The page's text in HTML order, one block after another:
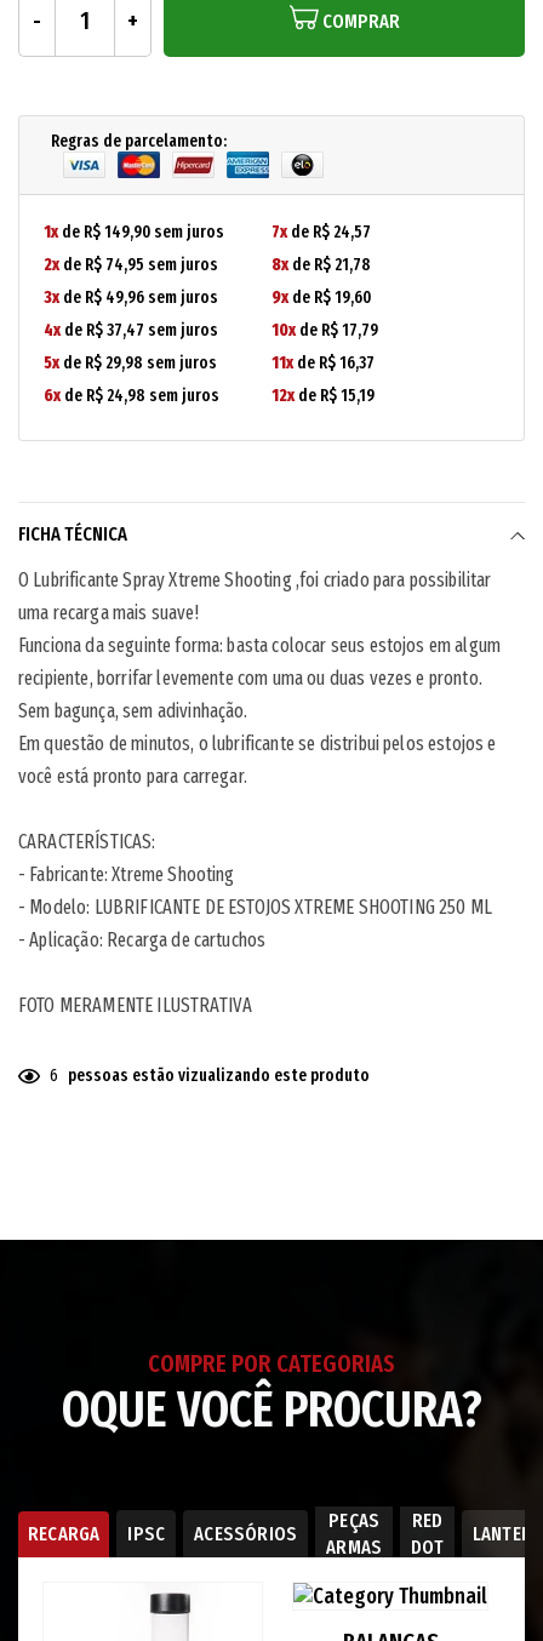
COMPRAR
Regras de parcelamento:
1xde R$ 149,90 sem juros
2xde R$ 74,95 sem juros
3xde R$ 49,96 sem juros
4xde R$ 37,47 sem juros
5xde R$ 29,98 sem juros
6xde R$ 24,98 sem juros
7xde R$ 24,57
8xde R$ 21,78
9xde R$ 19,60
10xde R$ 17,79
11xde R$ 16,37
12xde R$ 15,19
FICHA TÉCNICA
O Lubrificante Spray Xtreme Shooting ,foi criado para possibilitar
uma recarga mais suave!
Funciona da seguinte forma: basta colocar seus estojos em algum
recipiente, borrifar levemente com uma ou duas vezes e pronto.
Sem bagunça, sem adivinhação.
Em questão de minutos, o lubrificante se distribui pelos estojos e
você está pronto para carregar.
CARACTERÍSTICAS:
- Fabricante: Xtreme Shooting
- Modelo: LUBRIFICANTE DE ESTOJOS XTREME SHOOTING 250 ML
- Aplicação: Recarga de cartuchos
FOTO MERAMENTE ILUSTRATIVA
6 pessoas estão vizualizando este produto
carrinho
COMPRE POR CATEGORIAS
OQUE VOCÊ PROCURA?
RECARGA IPSC ACESSÓRIOS
PEÇAS
ARMAS
RED
DOT